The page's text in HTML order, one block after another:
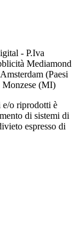
- P.Iva
Mediamond
(Paesi
(MI)
e/o riprodotti è
di sistemi di
espresso di